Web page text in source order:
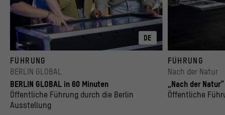
DE
FÜHRUNG
BERLIN GLOBAL
BERLIN GLOBAL in 60 Minuten
Öffentliche Führung durch die Berlin
Ausstellung
FÜHRUNG
Nach der Natur
„Nach der
Öffentliche